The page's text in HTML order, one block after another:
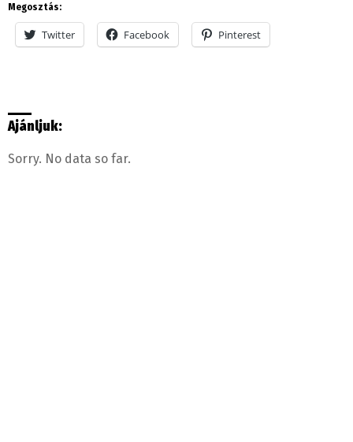
Megosztás:
Twitter Facebook Pinterest
Ajánljuk:
Sorry. No data so far.